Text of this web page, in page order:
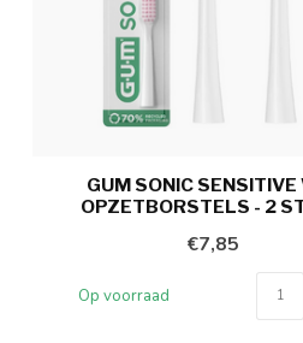
GUM SONIC SENSITIVE
OPZETBORSTELS - 2
€7,85
Op voorraad